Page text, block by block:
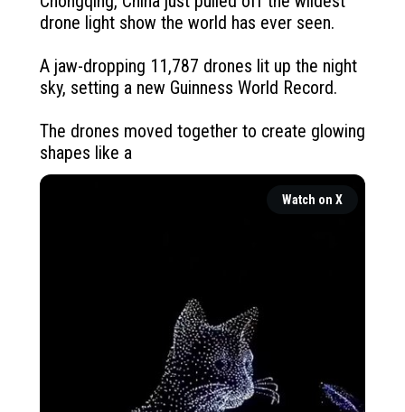
drone light show the world has ever seen.
A jaw-dropping 11,787 drones lit up the night
sky, setting a new Guinness World Record.
The drones moved together to create glowing
shapes like a
Watch on X